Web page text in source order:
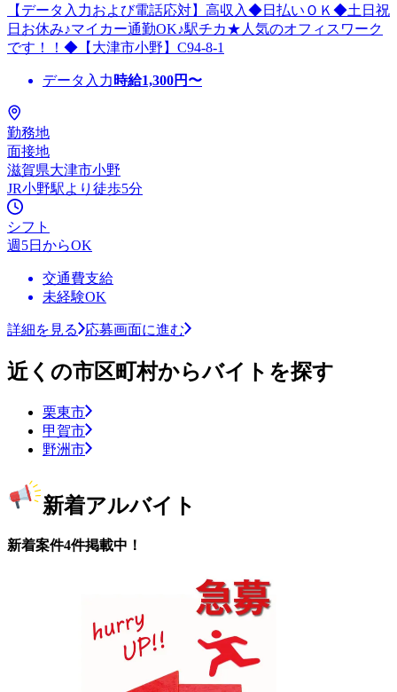
【データ入力および電話応対】高収入◆日払いＯＫ◆土日祝
日お休み♪マイカー通勤OK♪駅チカ★人気のオフィスワーク
です！！◆【大津市小野】C94-8-1
データ入力 時給1,300円〜
勤務地
面接地
滋賀県大津市小野
JR小野駅より徒歩5分
シフト
週5日からOK
交通費支給
未経験OK
詳細を見る 応募画面に進む
近くの市区町村からバイトを探す
栗東市
甲賀市
野洲市
新着アルバイト
新着案件4件掲載中！